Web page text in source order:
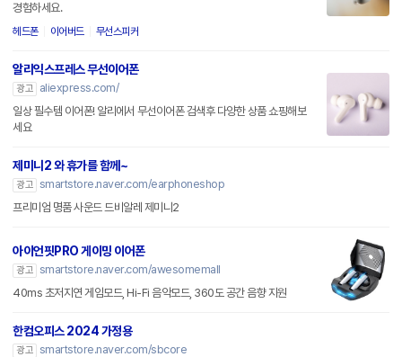
경험하세요.
헤드폰 이어버드 무선스피커
알리익스프레스 무선이어폰
광고
aliexpress.com/
일상 필수템 이어폰! 알리에서 무선이어폰 검색후 다양한 상품 쇼핑해보
세요
제미니2 와 휴가를 함께~
광고 smartstore.naver.com/earphoneshop
프리미엄 명품 사운드 드비알레 제미니2
아이언핏PRO 게이밍 이어폰
광고 smartstore.naver.com/awesomemall
40ms 초저지연 게임모드, Hi-Fi 음악모드, 360도 공간 음향 지원
한컴오피스 2024 가정용
광고 smartstore.naver.com/sbcore